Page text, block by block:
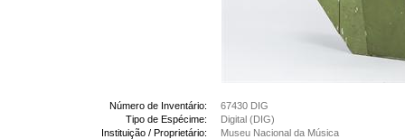
Número de Inventário:
67430 DIG
Tipo de Espécime:
Digital (DIG)
Instituição / Proprietário:
Museu Nacional da Música